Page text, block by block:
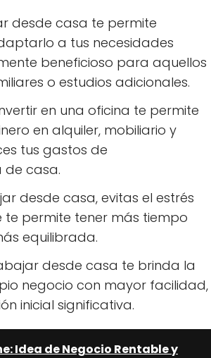
desde casa te permite
a tus necesidades
beneficioso para aquellos
o estudios adicionales.
en una oficina te permite
en alquiler, mobiliario y
tus gastos de
de casa.
desde casa, evitas el estrés
permite tener más tiempo
equilibrada.
desde casa te brinda la
negocio con mayor facilidad,
inicial significativa.
Idea de Negocio Rentable y